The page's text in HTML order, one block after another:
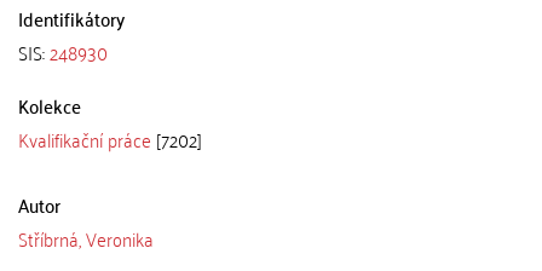
Identifikátory
SIS:248930
Kolekce
Kvalifikační práce [7202]
Autor
Stříbrná, Veronika